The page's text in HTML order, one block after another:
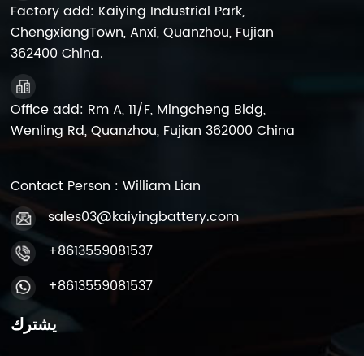
Factory add: Kaiying Industrial Park,
ChengxiangTown, Anxi, Quanzhou, Fujian
362400 China.
Office add: Rm A, 11/F, Mingcheng Bldg,
Wenling Rd, Quanzhou, Fujian 362000 China
Contact Person : William Lian
sales03@kaiyingbattery.com
+8613559081537
+8613559081537
يشترك